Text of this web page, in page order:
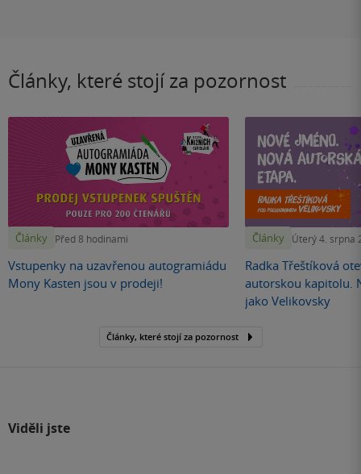
Články, které stojí za pozornost
Články Před 8 hodinami
Vstupenky na uzavřenou autogramiádu
Mony Kasten jsou v prodeji!
Články Úterý 4. srpna
Radka Třeštíková
autorskou kapitolu.
jako Velikovsky
Články, které stojí za pozornost
Viděli jste